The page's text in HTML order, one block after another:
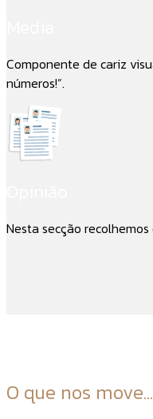
Componente de cariz
números!”.
Nesta secção
O que nos move...